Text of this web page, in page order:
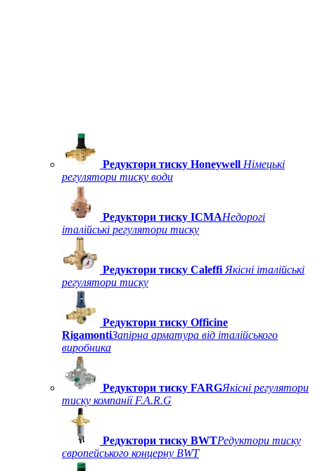
Редуктори тиску Honeywell Німецькі
регулятори тиску води
Редуктори тиску ICMAНедорогі
італійські регулятори тиску
Редуктори тиску Caleffi Якісні італійські
регулятори тиску
Редуктори тиску Officine
RigamontiЗапірна арматура від італійського
виробника
Редуктори тиску FARGЯкісні регулятори
тиску компанії F.A.R.G
Редуктори тиску BWTРедуктори тиску
європейського концерну BWT